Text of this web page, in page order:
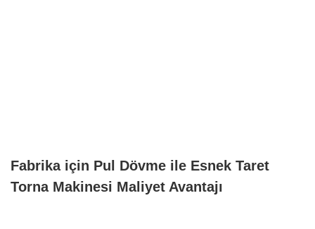
Fabrika için Pul Dövme ile Esnek Taret
Torna Makinesi Maliyet Avantajı